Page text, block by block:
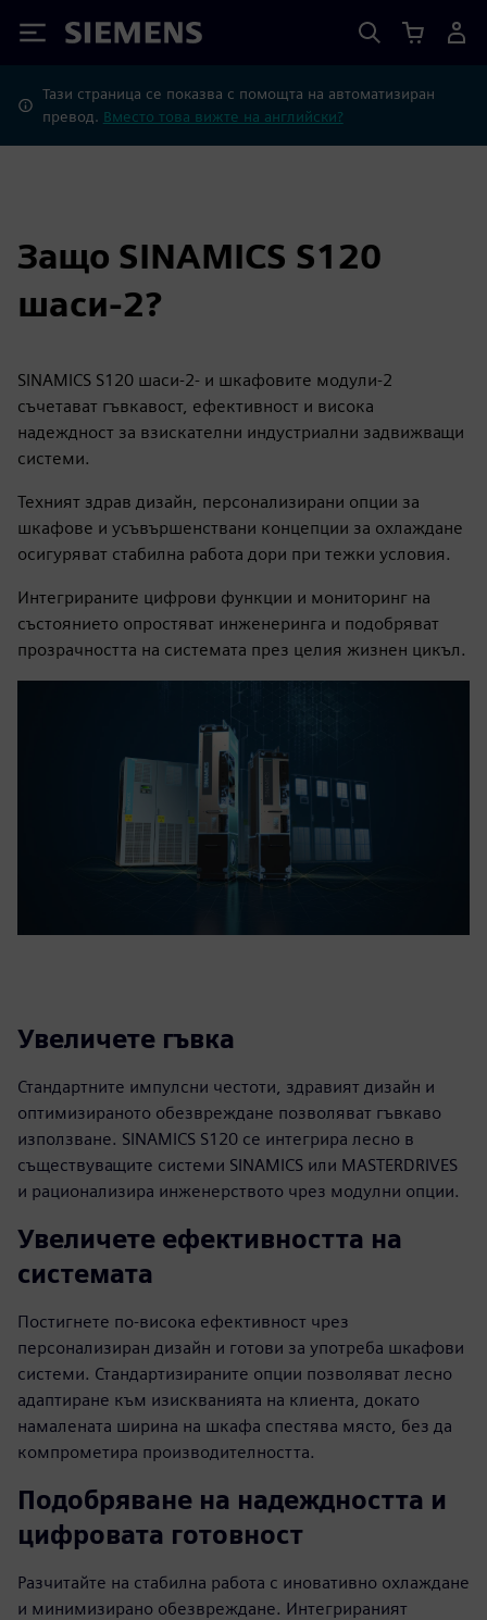
Siemens
Тази страница се показва с помощта на автоматизиран
превод. Вместо това вижте на английски?
Защо SINAMICS S120
шаси-2?
SINAMICS S120 шаси-2- и шкафовите модули-2
съчетават гъвкавост, ефективност и висока
надеждност за взискателни индустриални задвижващи
системи.
Техният здрав дизайн, персонализирани опции за
шкафове и усъвършенствани концепции за охлаждане
осигуряват стабилна работа дори при тежки условия.
Интегрираните цифрови функции и мониторинг на
състоянието опростяват инженеринга и подобряват
прозрачността на системата през целия жизнен цикъл.
Увеличете гъвка
Стандартните импулсни честоти, здравият дизайн и
оптимизираното обезвреждане позволяват гъвкаво
използване. SINAMICS S120 се интегрира лесно в
съществуващите системи SINAMICS или MASTERDRIVES
и рационализира инженерството чрез модулни опции.
Увеличете ефективността на
системата
Постигнете по-висока ефективност чрез
персонализиран дизайн и готови за употреба шкафови
системи. Стандартизираните опции позволяват лесно
адаптиране към изискванията на клиента, докато
намалената ширина на шкафа спестява място, без да
компрометира производителността.
Подобряване на надеждността и
цифровата готовност
Разчитайте на стабилна работа с иновативно охлаждане
и минимизирано обезвреждане. Интегрираният